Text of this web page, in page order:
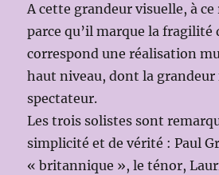
A cette grandeur visuelle, à
parce qu’il marque la fragilité
correspond une réalisation
haut niveau, dont la
spectateur.
Les trois solistes sont
simplicité et de vérité : Paul
« britannique », le ténor,